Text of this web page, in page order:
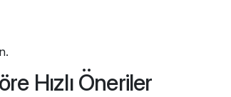
Hızlı Öneriler